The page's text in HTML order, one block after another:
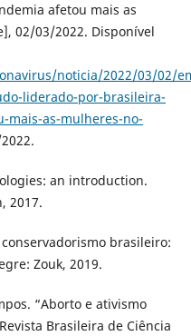
afetou mais as
02/03/2022. Disponível
noticia/2022/03/02/
liderado-por-brasileira-
mais-as-mulheres-no-
an introduction.
2017.
conservadorismo brasileiro:
Zouk, 2019.
“Aborto e ativismo
Brasileira de Ciência